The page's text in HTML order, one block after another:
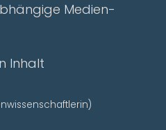
Medien-
Inhalt